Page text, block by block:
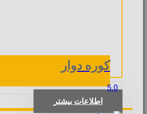
کوره دوار
5.0
اطلاعات بیشتر